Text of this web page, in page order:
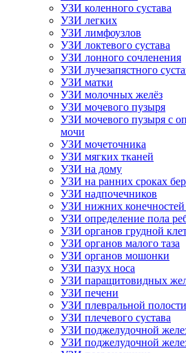
УЗИ коленного сустава
УЗИ легких
УЗИ лимфоузлов
УЗИ локтевого сустава
УЗИ лонного сочленения
УЗИ лучезапястного
УЗИ матки
УЗИ молочных желёз
УЗИ мочевого пузыря
УЗИ мочевого пузыря с
мочи
УЗИ мочеточника
УЗИ мягких тканей
УЗИ на дому
УЗИ на ранних сроках
УЗИ надпочечников
УЗИ нижних
УЗИ определение пола
УЗИ органов грудной
УЗИ органов малого таза
УЗИ органов мошонки
УЗИ пазух носа
УЗИ паращитовидных
УЗИ печени
УЗИ плевральной полости
УЗИ плечевого сустава
УЗИ поджелудочной
УЗИ поджелудочной